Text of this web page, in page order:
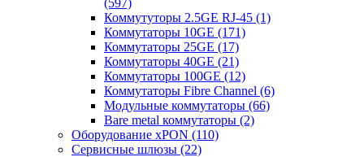
(597)
Коммутуторы 2.5GE RJ-45 (1)
Коммутаторы 10GE (171)
Коммутаторы 25GE (17)
Коммутаторы 40GE (21)
Коммутаторы 100GE (12)
Коммутаторы Fibre Channel (6)
Модульные коммутаторы (66)
Bare metal коммутаторы (2)
Оборудование xPON (110)
Сервисные шлюзы (22)